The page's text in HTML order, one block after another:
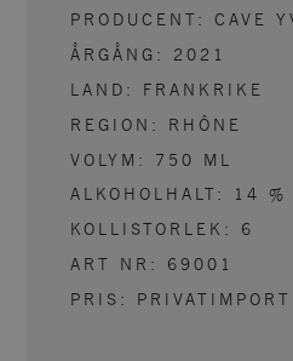
PRODUCENT: CAVE
ÅRGÅNG: 2021
LAND: FRANKRIKE
REGION: RHÔNE
VOLYM: 750
ML
ALKOHOLHALT:
14
%
KOLLISTORLEK: 6
ART NR: 69001
PRIS: PRIVATIMPORT